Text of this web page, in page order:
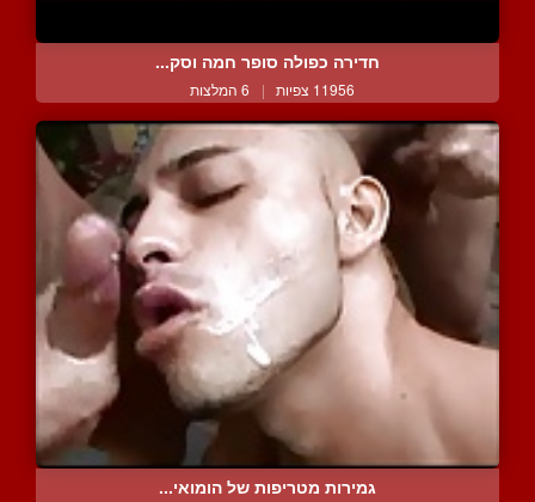
חדירה כפולה סופר חמה וסק...
11956 צפיות | 6 המלצות
גמירות מטריפות של הומואי...